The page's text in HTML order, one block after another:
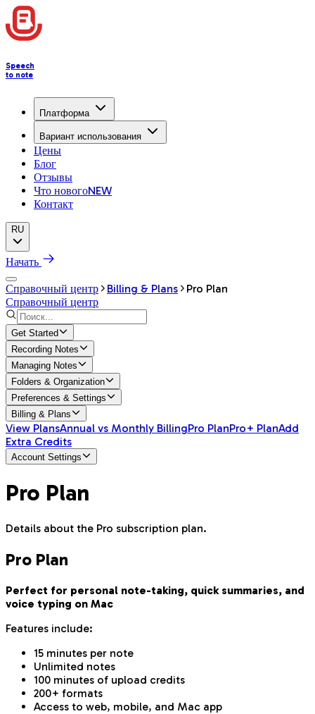
Speech
to note
Платформа
Вариант использования
Цены
Блог
Отзывы
Что новогоNEW
Контакт
RU
Начать
Справочный центр
Billing & Plans
Pro Plan
Справочный центр
Get Started
Recording Notes
Managing Notes
Folders & Organization
Preferences & Settings
Billing & Plans
View PlansAnnual vs Monthly BillingPro PlanPro+ PlanAdd
Extra Credits
Account Settings
Pro Plan
Details about the Pro subscription plan.
Pro Plan
Perfect for personal note-taking, quick summaries, and
voice typing on Mac
Features include:
15 minutes per note
Unlimited notes
100 minutes of upload credits
200+ formats
Access to web, mobile, and Mac app